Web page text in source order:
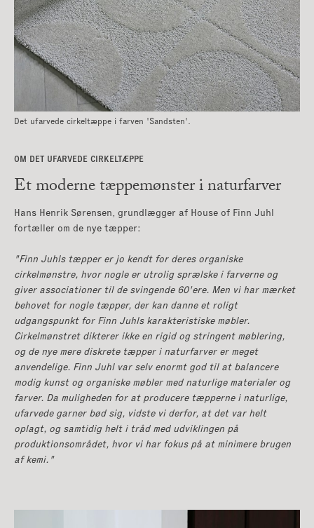
OM DET UFARVEDE CIRKELTÆPPE
Et moderne tæppemønster i naturfarver
Hans Henrik Sørensen, grundlægger af House of Finn Juhl
fortæller om de nye tæpper:
"Finn Juhls tæpper er jo kendt for deres organiske
cirkelmønstre, hvor nogle er utrolig sprælske i farverne og
giver associationer til de svingende 60'ere. Men vi har mærket
behovet for nogle tæpper, der kan danne et roligt
udgangspunkt for Finn Juhls karakteristiske møbler.
Cirkelmønstret dikterer ikke en rigid og stringent møblering,
og de nye mere diskrete tæpper i naturfarver er meget
anvendelige. Finn Juhl var selv enormt god til at balancere
modig kunst og organiske møbler med naturlige materialer og
farver. Da muligheden for at producere tæpperne i naturlige,
ufarvede garner bød sig, vidste vi derfor, at det var helt
oplagt, og samtidig helt i tråd med udviklingen på
produktionsområdet, hvor vi har fokus på at minimere brugen
af kemi."
Det ufarvede cirkeltæppe i farven 'Sandsten'.